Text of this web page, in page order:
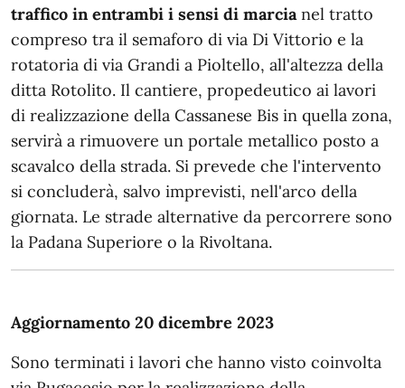
traffico in entrambi i sensi di marcianel tratto
compreso tra il semaforo di via Di Vittorio e la
rotatoria di via Grandi a Pioltello, all'altezza della
ditta Rotolito. Il cantiere, propedeutico ai lavori
di realizzazione della Cassanese Bis in quella zona,
servirà a rimuovere un portale metallico posto a
scavalco della strada. Si prevede che l'intervento
si concluderà, salvo imprevisti, nell'arco della
giornata. Le strade alternative da percorrere sono
la Padana Superiore o la Rivoltana.
Aggiornamento 20 dicembre 2023
Sono terminati i lavori che hanno visto coinvolta